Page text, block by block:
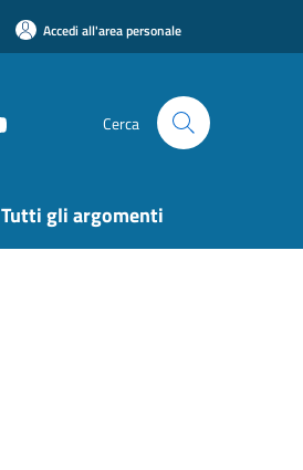
Accedi all'area personale
Cerca
Tutti gli argomenti